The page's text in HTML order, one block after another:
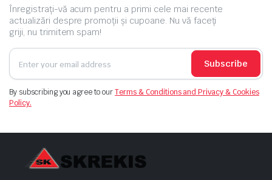
Înregistrați-vă acum pentru a primi cele mai recente
actualizări despre promoții și cupoane. Nu vă faceți
griji, nu trimitem spam!
Subscribe
By subscribing you agree to ourTerms & Conditions and Privacy & Cookies
Policy.